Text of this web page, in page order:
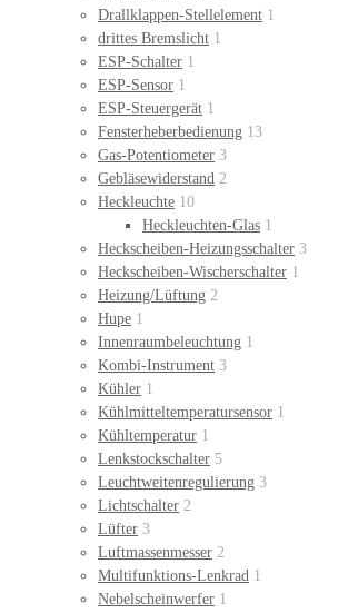
Drallklappen-Stellelement 1
drittes Bremslicht 1
ESP-Schalter 1
ESP-Sensor 1
ESP-Steuergerät 1
Fensterheberbedienung 13
Gas-Potentiometer 3
Gebläsewiderstand 2
Heckleuchte 10
Heckleuchten-Glas 1
Heckscheiben-Heizungsschalter 3
Heckscheiben-Wischerschalter 1
Heizung/Lüftung 2
Hupe 1
Innenraumbeleuchtung 1
Kombi-Instrument 3
Kühler 1
Kühlmitteltemperatursensor 1
Kühltemperatur 1
Lenkstockschalter 5
Leuchtweitenregulierung 3
Lichtschalter 2
Lüfter 3
Luftmassenmesser 2
Multifunktions-Lenkrad 1
Nebelscheinwerfer 1